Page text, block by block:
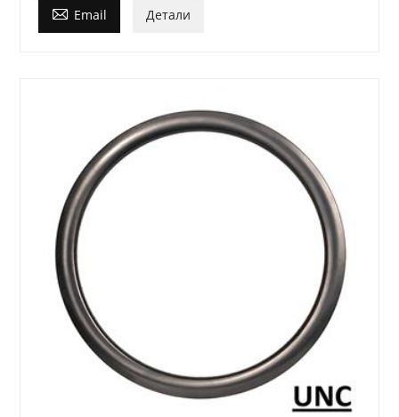
 Email Детали